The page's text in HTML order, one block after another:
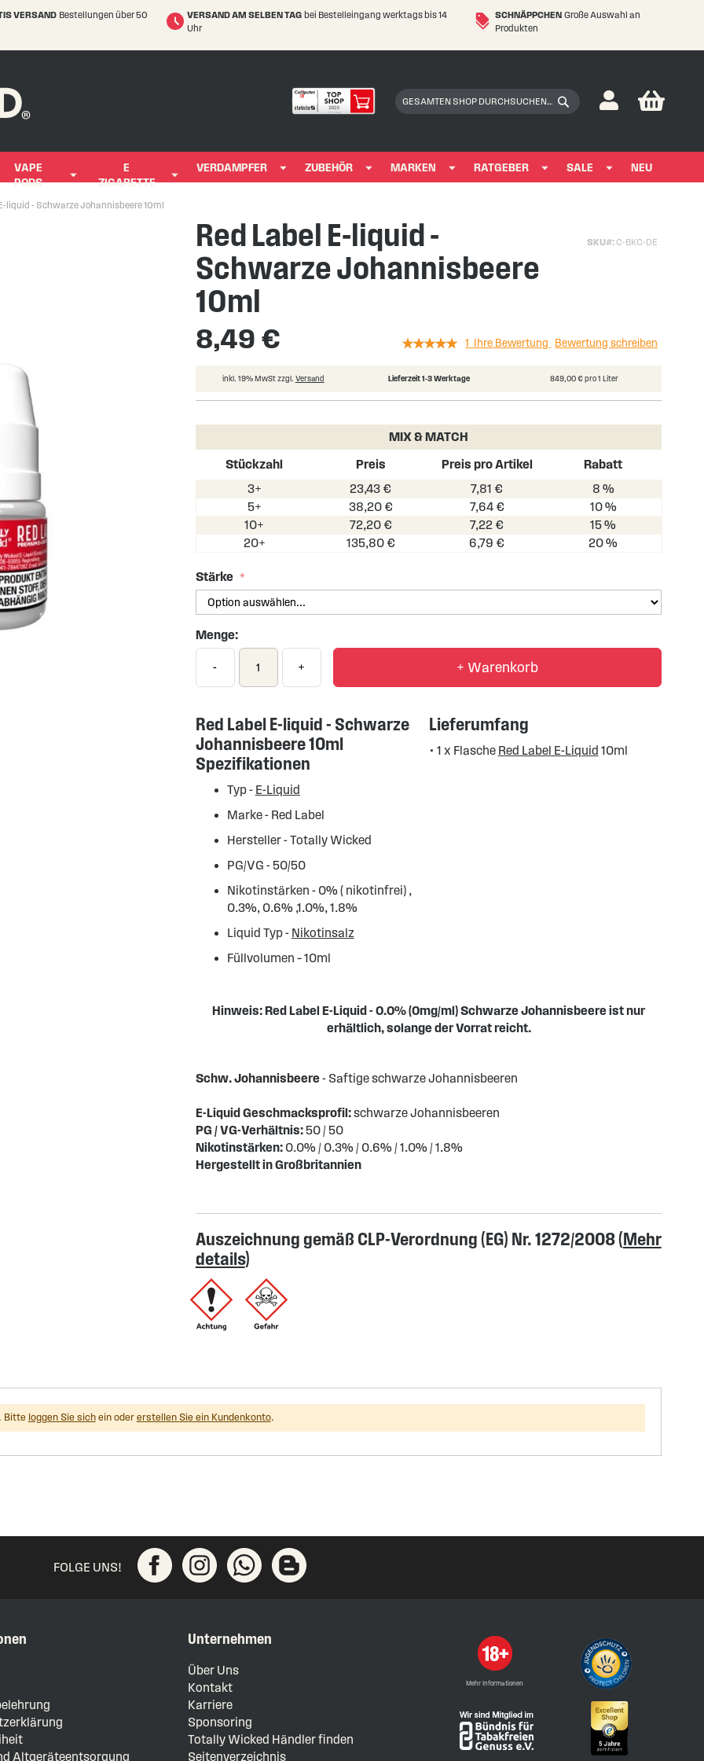
VERSAND Bestellungen über 50
VERSAND AM SELBEN TAG bei Bestelleingang werktags bis 14
Uhr
SCHNÄPPCHEN Große Auswahl an
Produkten
Suchen
My
VAPE
PODS
E
ZIGARETTE
VERDAMPFER ZUBEHÖR MARKEN RATGEBER SALE NEU
liquid - Schwarze Johannisbeere 10ml
Red Label E-liquid -
Schwarze Johannisbeere
10ml
SKU C-BKC-DE
8,49 €
Rating:
1 Ihre Bewertung Bewertung schreiben
inkl. 19% MwSt zzgl. Versand Lieferzeit 1-3 Werktage 849,00 € pro 1 Liter
MIX & MATCH
Stückzahl Preis Preis pro Artikel
Rabatt
3+
23,43 € 7,81 €
8 %
5+
38,20 € 7,64 €
10 %
10+
72,20 € 7,22 €
15 %
20+
135,80 € 6,79 € 20 %
Stärke
Menge:
- + + Warenkorb
Red Label E-liquid - Schwarze
Johannisbeere 10ml
Spezifikationen
Typ - E-Liquid
Marke - Red Label
Hersteller - Totally Wicked
PG/VG - 50/50
Nikotinstärken - 0% ( nikotinfrei) ,
0.3%, 0.6% ,1.0%, 1.8%
Liquid Typ - Nikotinsalz
Füllvolumen – 10ml
Lieferumfang
• 1 x Flasche Red Label E-Liquid 10ml
Hinweis: Red Label E-Liquid - 0.0% (0mg/ml) Schwarze Johannisbeere ist nur
erhältlich, solange der Vorrat reicht.
Schw. Johannisbeere- Saftige schwarze Johannisbeeren
E-Liquid Geschmacksprofil:schwarze Johannisbeeren
PG / VG-Verhältnis:50 / 50
Nikotinstärken:0.0% / 0.3% / 0.6% / 1.0% / 1.8%
Hergestellt in Großbritannien
Auszeichnung gemäß CLP-Verordnung (EG) Nr. 1272/2008 (Mehr
details)
Bitte loggen Sie sichein oder erstellen Sie ein Kundenkonto.
FOLGE UNS!
Altgeräteentsorgung
Unternehmen
Über Uns
Kontakt
Karriere
Sponsoring
Totally Wicked Händler finden
Seitenverzeichnis
Mehr Informationen